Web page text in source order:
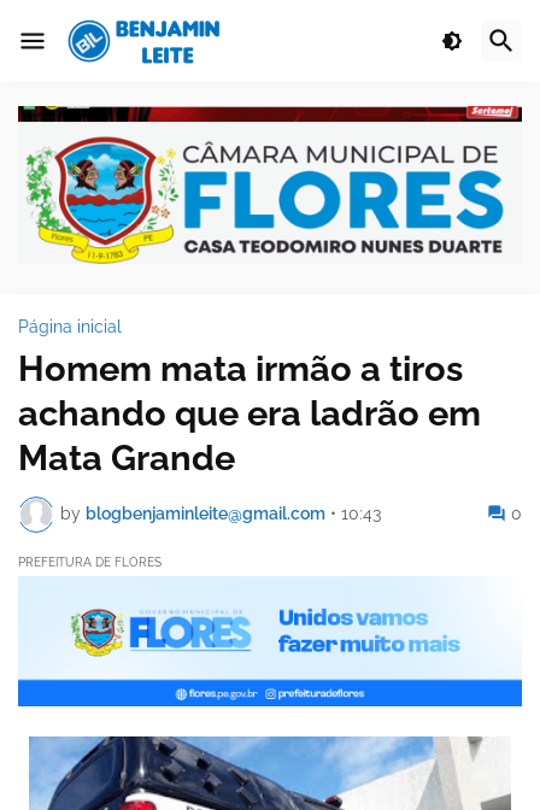
Página inicial
Homem mata irmão a tiros
achando que era ladrão em
Mata Grande
by blogbenjaminleite@gmail.com • 10:43 0
PREFEITURA DE FLORES